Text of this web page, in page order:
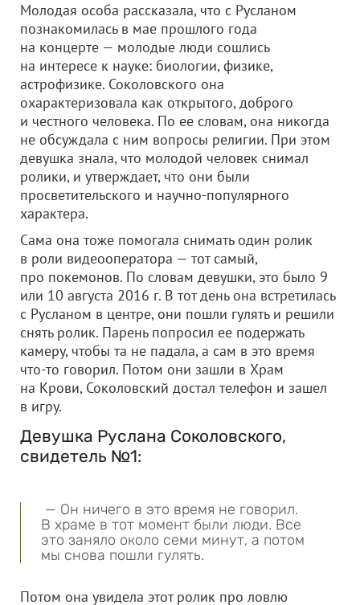
Молодая особа рассказала, что с Русланом
познакомилась в мае прошлого года
на концерте — молодые люди сошлись
на интересе к науке: биологии, физике,
астрофизике. Соколовского она
охарактеризовала как открытого, доброго
и честного человека. По ее словам, она никогда
не обсуждала с ним вопросы религии. При этом
девушка знала, что молодой человек снимал
ролики, и утверждает, что они были
просветительского и научно-популярного
характера.
Сама она тоже помогала снимать один ролик
в роли видеооператора — тот самый,
про покемонов. По словам девушки, это было 9
или 10 августа 2016 г. В тот день она встретилась
с Русланом в центре, они пошли гулять и решили
снять ролик. Парень попросил ее подержать
камеру, чтобы та не падала, а сам в это время
что-то говорил. Потом они зашли в Храм
на Крови, Соколовский достал телефон и зашел
в игру.
Девушка Руслана Соколовского,
свидетель №1:
— Он ничего в это время не говорил.
В храме в тот момент были люди. Все
это заняло около семи минут, а потом
мы снова пошли гулять.
Потом она увидела этот ролик про ловлю